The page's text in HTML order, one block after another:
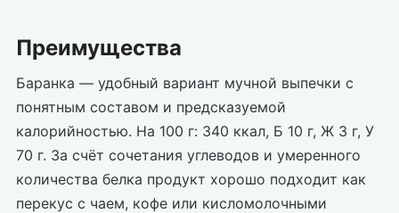
Преимущества
Баранка — удобный вариант мучной выпечки с
понятным составом и предсказуемой
калорийностью. На 100 г: 340 ккал, Б 10 г, Ж 3 г, У
70 г. За счёт сочетания углеводов и умеренного
количества белка продукт хорошо подходит как
перекус с чаем, кофе или кисломолочными